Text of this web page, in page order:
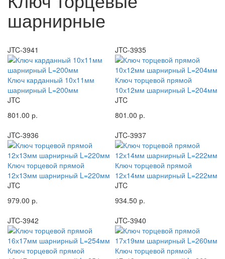
шарнирные
JTC-3941
Ключ карданный 10х11мм
шарнирный L=200мм
JTC
801.00 р.
JTC-3935
Ключ торцевой прямой
10х12мм шарнирный L=204мм
JTC
801.00 р.
JTC-3936
Ключ торцевой прямой
12х13мм шарнирный L=220мм
JTC
979.00 р.
JTC-3937
Ключ торцевой прямой
12х14мм шарнирный L=222мм
JTC
934.50 р.
JTC-3942
Ключ торцевой прямой
JTC-3940
Ключ торцевой прямой